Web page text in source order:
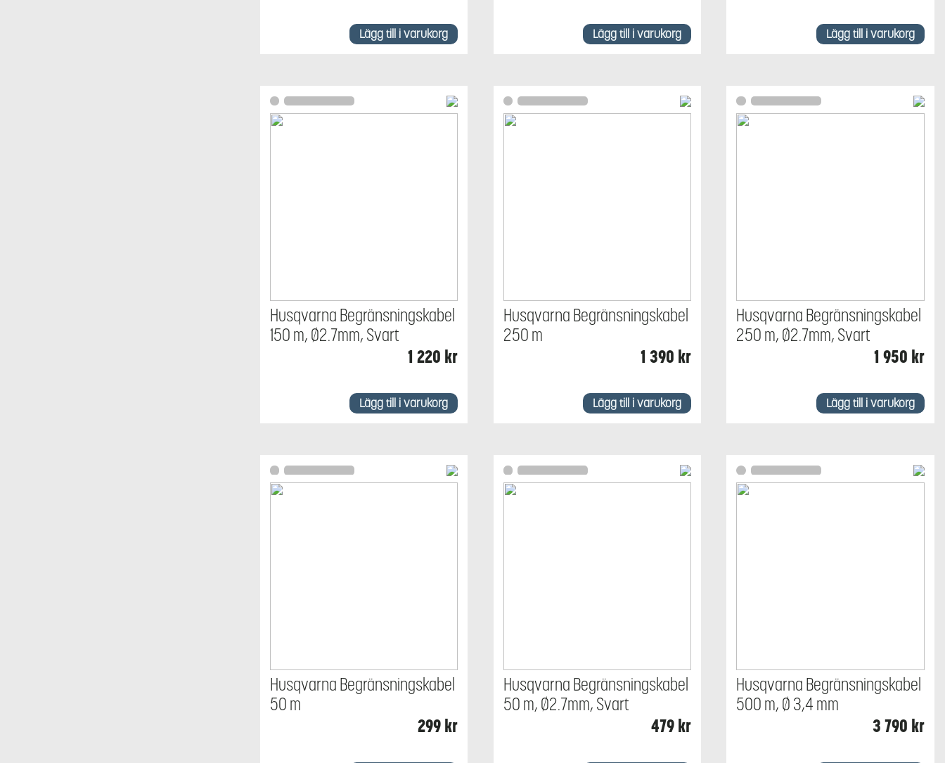
Lägg till i varukorg Lägg till i varukorg Lägg till i varukorg
Husqvarna Begränsningskabel
150 m, Ø2.7mm, Svart
1 220 kr
Lägg till i varukorg
Husqvarna Begränsningskabel
250 m
1 390 kr
Lägg till i varukorg
Husqvarna Begränsningskabel
250 m, Ø2.7mm, Svart
1 950 kr
Lägg till i varukorg
Husqvarna Begränsningskabel
50 m
299kr
Husqvarna Begränsningskabel
50 m, Ø2.7mm, Svart
479kr
Husqvarna Begränsningskabel
500 m, Ø 3,4 mm
3 790 kr